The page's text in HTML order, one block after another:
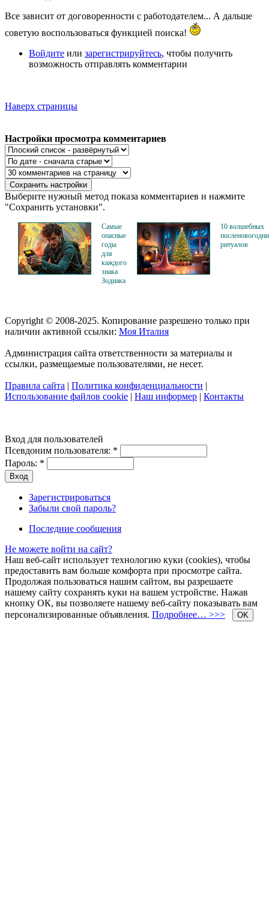
Все зависит от договоренности с работодателем... А дальше
советую воспользоваться функцией поиска!
Войдите или зарегистрируйтесь, чтобы получить
возможность отправлять комментарии
Наверх страницы
Настройки просмотра комментариев
Выберите нужный метод показа комментариев и нажмите
"Сохранить установки".
Самые
опасные
годы
для
каждого
знака
Зодиака
10 волшебных
ритуалов
Copyright © 2008-2025. Копирование разрешено только при
наличии активной ссылки: Моя Италия
Администрация сайта ответственности за материалы и
ссылки, размещаемые пользователями, не несет.
Правила сайта | Политика конфиденциальности |
Использование файлов cookie | Наш информер | Контакты
Вход для пользователей
Псевдоним пользователя: *
Пароль: *
Зарегистрироваться
Забыли свой пароль?
Последние сообщения
Не можете войти на сайт?
Наш веб-сайт использует технологию куки (cookies), чтобы
предоставить вам больше комфорта при просмотре сайта.
Продолжая пользоваться нашим сайтом, вы разрешаете
нашему сайту сохранять куки на вашем устройстве. Нажав
кнопку ОК, вы позволяете нашему веб-сайту показывать вам
персонализированные объявления. Подробнее… >>> OK